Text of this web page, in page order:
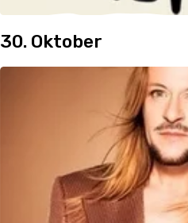
30. Oktober